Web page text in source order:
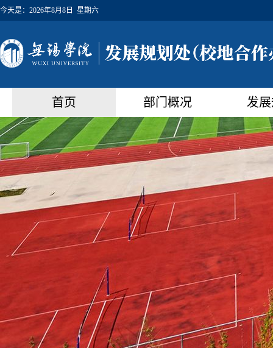
今天是： 2026年8月8日 星期六
首页 部门概况 发